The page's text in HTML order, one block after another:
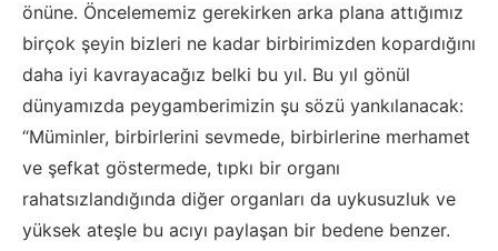
önüne. Öncelememiz gerekirken arka plana attığımız
birçok şeyin bizleri ne kadar birbirimizden kopardığını
daha iyi kavrayacağız belki bu yıl. Bu yıl gönül
dünyamızda peygamberimizin şu sözü yankılanacak:
“Müminler, birbirlerini sevmede, birbirlerine merhamet
ve şefkat göstermede, tıpkı bir organı
rahatsızlandığında diğer organları da uykusuzluk ve
yüksek ateşle bu acıyı paylaşan bir bedene benzer.